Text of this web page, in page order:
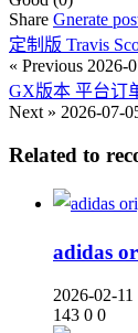
Share Gnerate
定制版 Travis
« Previous 2026-
GX版本 平台订
Next » 2026-07-
Related to
adidas
2026-02-11
143 0 0